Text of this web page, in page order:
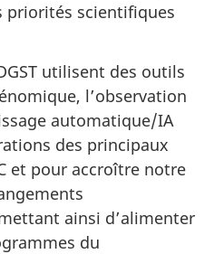
priorités scientifiques
utilisent des outils
l’observation
automatique/IA
des principaux
et pour accroître notre
ainsi d’alimenter
du